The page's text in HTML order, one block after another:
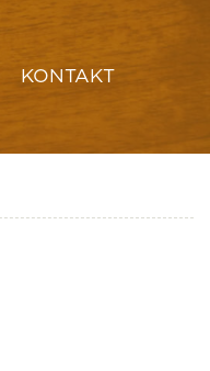
KONTAKT